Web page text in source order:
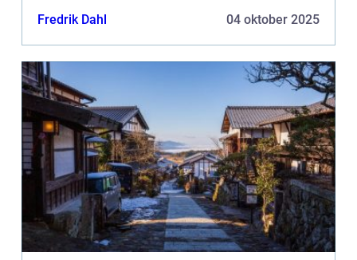
Fredrik Dahl 04 oktober 2025